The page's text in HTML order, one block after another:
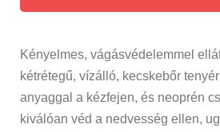
Kényelmes, vágásvédelemmel
kétrétegű, vízálló, kecskebőr
anyaggal a kézfejen, és neoprén
kiválóan véd a nedvesség ellen,